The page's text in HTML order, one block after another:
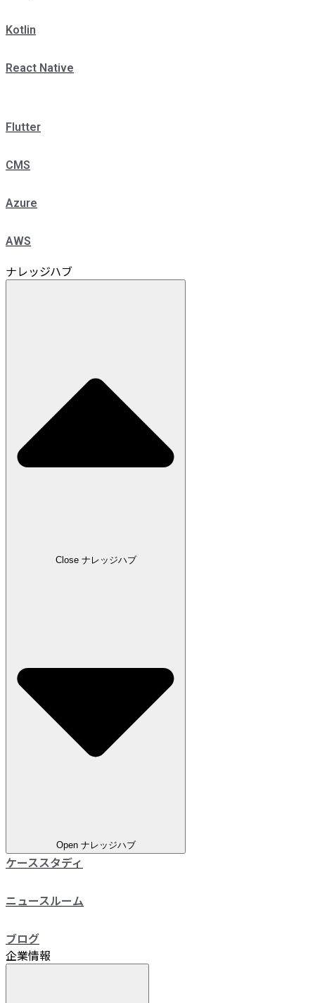
Kotlin
React Native
Flutter
CMS
Azure
AWS
ナレッジハブ
Close ナレッジハブ
Open ナレッジハブ
ケーススタディ
ニュースルーム
ブログ
企業情報